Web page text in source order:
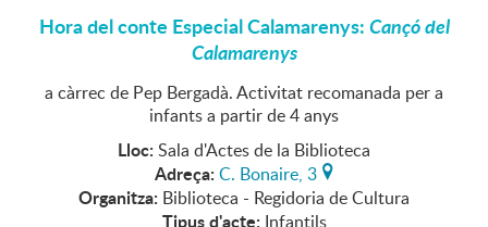
Hora del conte Especial Calamarenys:Cançó del
Calamarenys
a càrrec de Pep Bergadà. Activitat recomanada per a
infants a partir de 4 anys
Lloc: Sala d'Actes de la Biblioteca
Adreça: C. Bonaire, 3
Organitza: Biblioteca - Regidoria de Cultura
Tipus d'acte: Infantils